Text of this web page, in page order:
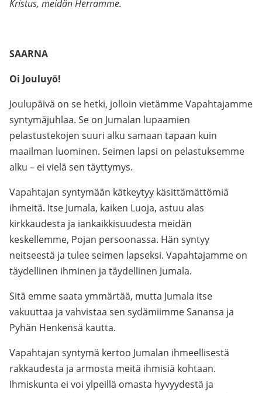
Kristus, meidän Herramme.
SAARNA
Oi Jouluyö!
Joulupäivä on se hetki, jolloin vietämme Vapahtajamme
syntymäjuhlaa. Se on Jumalan lupaamien
pelastustekojen suuri alku samaan tapaan kuin
maailman luominen. Seimen lapsi on pelastuksemme
alku – ei vielä sen täyttymys.
Vapahtajan syntymään kätkeytyy käsittämättömiä
ihmeitä. Itse Jumala, kaiken Luoja, astuu alas
kirkkaudesta ja iankaikkisuudesta meidän
keskellemme, Pojan persoonassa. Hän syntyy
neitseestä ja tulee seimen lapseksi. Vapahtajamme on
täydellinen ihminen ja täydellinen Jumala.
Sitä emme saata ymmärtää, mutta Jumala itse
vakuuttaa ja vahvistaa sen sydämiimme Sanansa ja
Pyhän Henkensä kautta.
Vapahtajan syntymä kertoo Jumalan ihmeellisestä
rakkaudesta ja armosta meitä ihmisiä kohtaan.
Ihmiskunta ei voi ylpeillä omasta hyvyydestä ja